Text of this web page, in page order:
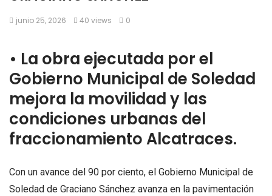
junio 25, 2026 40 views 0
•⁠ ⁠La obra ejecutada por el
Gobierno Municipal de Soledad
mejora la movilidad y las
condiciones urbanas del
fraccionamiento Alcatraces.
Con un avance del 90 por ciento, el Gobierno Municipal de
Soledad de Graciano Sánchez avanza en la pavimentación